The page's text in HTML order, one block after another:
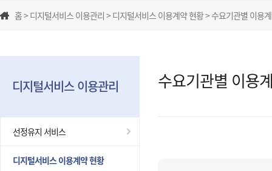
홈 > 디지털서비스 이용관리 > 디지털서비스 이용계약 현황 > 수요기관별 이용
디지털서비스 이용관리
선정유지 서비스
디지털서비스 이용계약 현황
수요기관별 이용